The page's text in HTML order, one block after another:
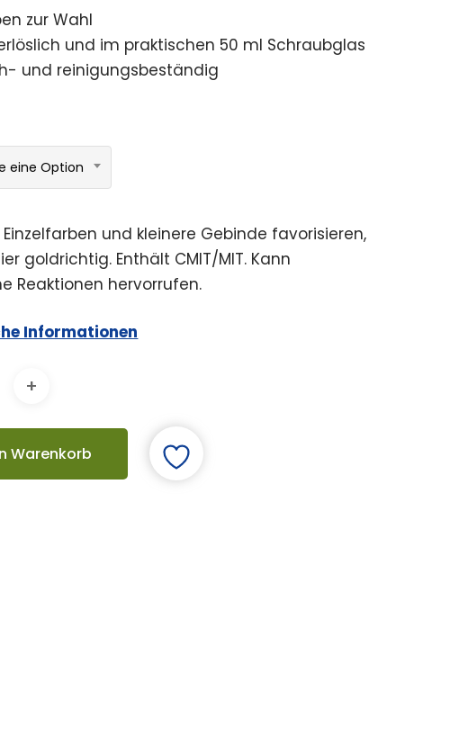
zur Wahl
und im praktischen 50 ml Schraubglas
und reinigungsbeständig
eine Option
Einzelfarben und kleinere Gebinde favorisieren,
goldrichtig. Enthält CMIT/MIT. Kann
Reaktionen hervorrufen.
Informationen
Warenkorb